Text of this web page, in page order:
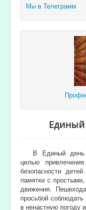
Мы в Телеграмм
Единый
В Единый день
целью
безопасности
памятки с
движения.
просьбой
в ненастную погоду